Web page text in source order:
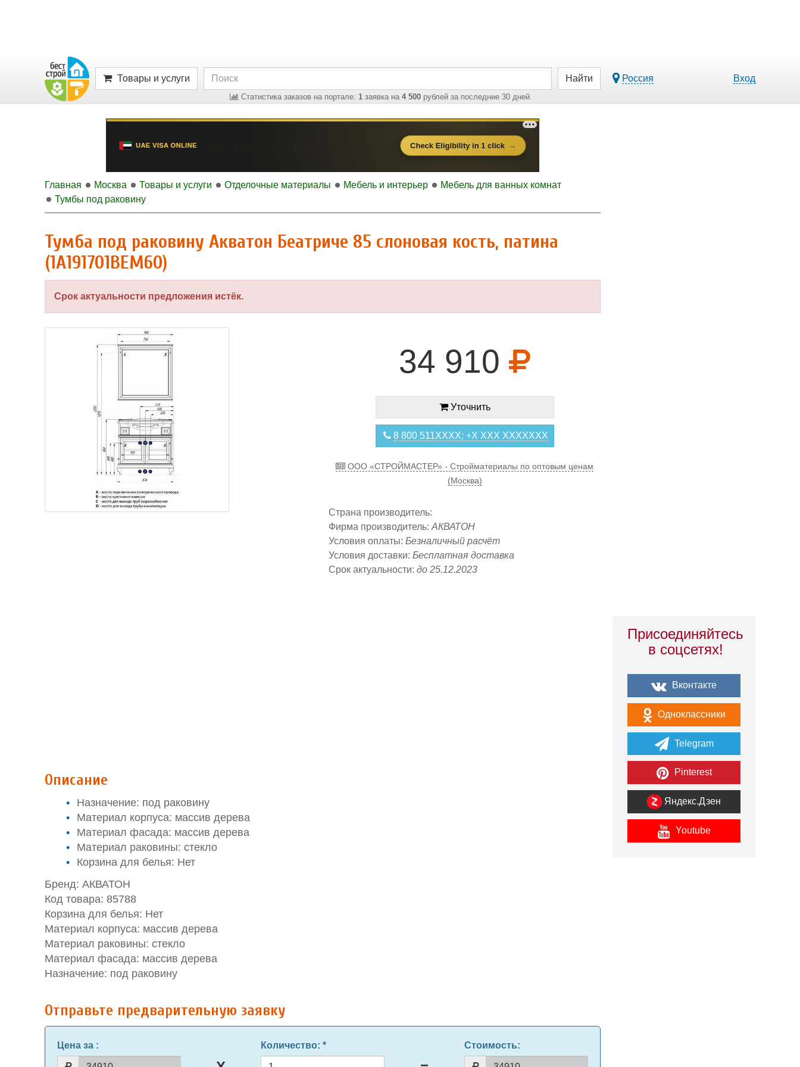
Товары и услуги
Статистика заказов на портале: 1заявка на 4 500рублей за последние 30 дней.
Найти Россия Вход
Главная Москва Товары и услуги Отделочные материалы Мебель и интерьер
Мебель для ванных комнат
Тумбы под раковину
Тумба под раковину Акватон Беатриче 85 слоновая кость, патина
(1A191701BEM60)
Срок актуальности предложения истёк.
34 910
Уточнить
8 800 511XXXX; +X XXX XXXXXXX
ООО «СТРОЙМАСТЕР» - Стройматериалы по оптовым ценам
(Москва)
Страна производитель:
Фирма производитель: АКВАТОН
Условия оплаты: Безналичный расчёт
Условия доставки: Бесплатная доставка
Срок актуальности: до 25.12.2023
Описание
Назначение: под раковину
Материал корпуса: массив дерева
Материал фасада: массив дерева
Материал раковины: стекло
Корзина для белья: Нет
Бренд: АКВАТОН
Код товара: 85788
Корзина для белья: Нет
Материал корпуса: массив дерева
Материал раковины: стекло
Материал фасада: массив дерева
Назначение: под раковину
Отправьте предварительную заявку
Цена за : Количество: * Стоимость:
Присоединяйтесь
в соцсетях!
Вконтакте
Одноклассники
Telegram
Pinterest
Яндекс.Дзен
Youtube